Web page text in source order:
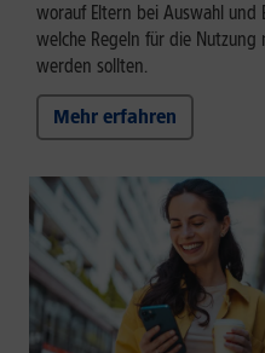
worauf Eltern bei Auswahl und
welche Regeln für die
werden sollten.
Mehr erfahren